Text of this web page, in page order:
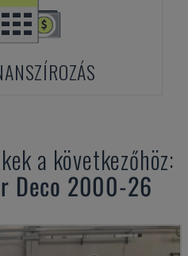
a következőhöz:
Deco 2000-26